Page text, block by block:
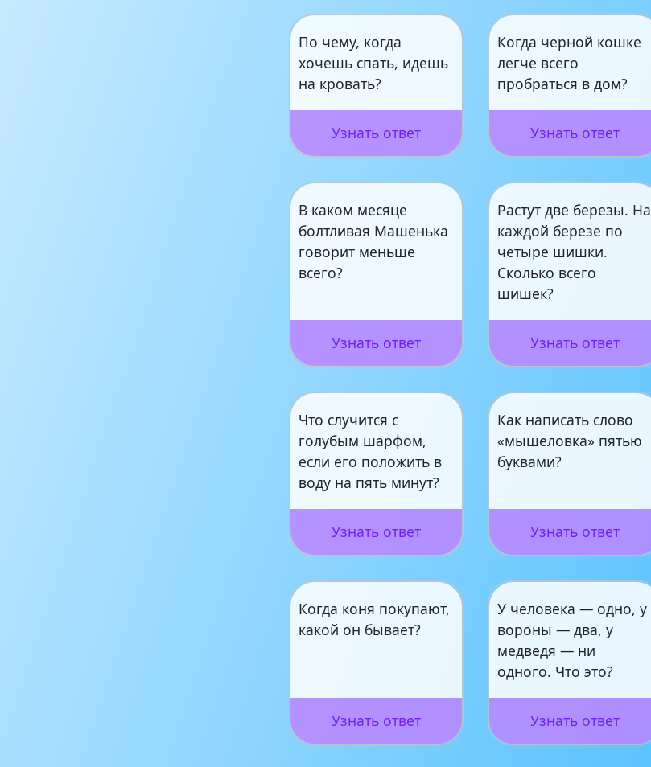
По чему, когда
хочешь спать, идешь
на кровать?
Узнать ответ
Когда черной кошке
легче всего
пробраться в дом?
Узнать ответ
В каком месяце
болтливая Машенька
говорит меньше
всего?
Узнать ответ
Растут две березы. На
каждой березе по
четыре шишки.
Сколько всего
шишек?
Узнать ответ
Что случится с
голубым шарфом,
если его положить в
воду на пять минут?
Узнать ответ
Как написать слово
«мышеловка» пятью
буквами?
Узнать ответ
Когда коня покупают,
какой он бывает?
Узнать ответ
У человека — одно, у
вороны — два, у
медведя — ни
одного. Что это?
Узнать ответ